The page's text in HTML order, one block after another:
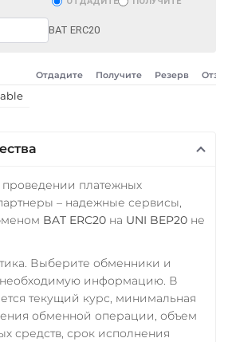
SOL
ARB
Tether Gold (XAUt)
Tron (TRX)
TrueUSD (TUSD)
TRUMP
Trust Wallet Token (TWT)
BEP20
RON
UYU
UAH
Ощадбанк UAH
Приват24
USD EUR UAH
Промсвязьбанк RUB
BAT ERC20
Отдадите Получите Резерв
проведении платежных
– надежные сервисы,
BAT ERC20 на UNI BEP20 не
Выберите обменники и
информацию. В
текущий курс, минимальная
обменной операции, объем
средств, срок исполнения